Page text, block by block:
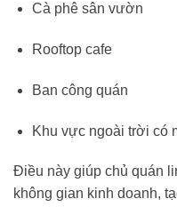
Cà phê sân vườn
Rooftop cafe
Ban công quán
Khu vực ngoài trời có
Điều này giúp chủ quán
không gian kinh doanh,